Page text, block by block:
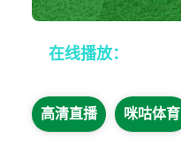
在线播放：
高清直播 咪咕体育